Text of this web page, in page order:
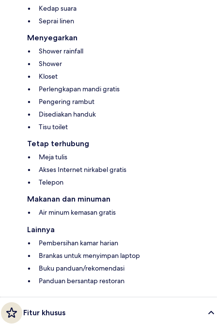
Kedap suara
Seprai linen
Menyegarkan
Shower rainfall
Shower
Kloset
Perlengkapan mandi gratis
Pengering rambut
Disediakan handuk
Tisu toilet
Tetap terhubung
Meja tulis
Akses Internet nirkabel gratis
Telepon
Makanan dan minuman
Air minum kemasan gratis
Lainnya
Pembersihan kamar harian
Brankas untuk menyimpan laptop
Buku panduan/rekomendasi
Panduan bersantap restoran
Fitur khusus